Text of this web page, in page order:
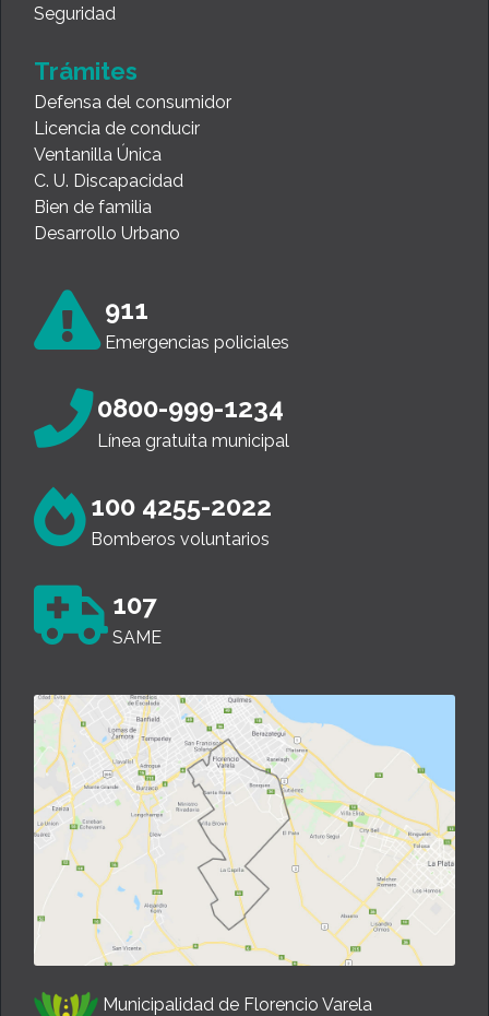
Seguridad
Trámites
Defensa del consumidor
Licencia de conducir
Ventanilla Única
C. U. Discapacidad
Bien de familia
Desarrollo Urbano
911
Emergencias policiales
0800-999-1234
Línea gratuita municipal
100 4255-2022
Bomberos voluntarios
107
SAME
Municipalidad de Florencio Varela